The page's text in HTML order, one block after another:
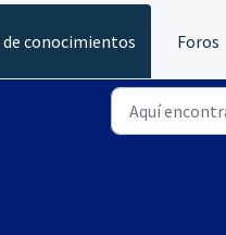
de conocimientos Foros